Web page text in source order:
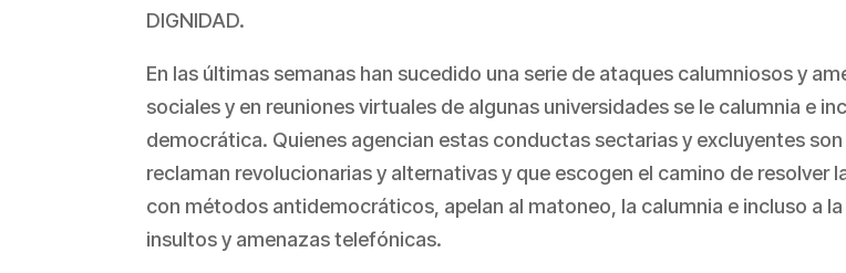
DIGNIDAD.
En las últimas semanas han sucedido una serie de ataques calumniosos y
sociales y en reuniones virtuales de algunas universidades se le calumnia e
democrática. Quienes agencian estas conductas sectarias y excluyentes
reclaman revolucionarias y alternativas y que escogen el camino de resolver
con métodos antidemocráticos, apelan al matoneo, la calumnia e incluso a
insultos y amenazas telefónicas.